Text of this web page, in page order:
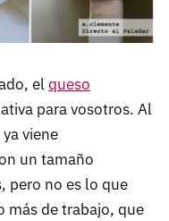
el queso
para vosotros. Al
viene
un tamaño
pero no es lo que
más de trabajo, que